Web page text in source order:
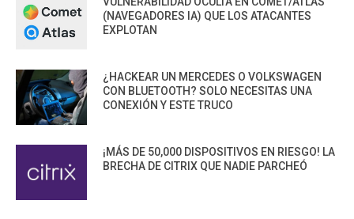
(NAVEGADORES IA) QUE LOS ATACANTES
EXPLOTAN
¿HACKEAR UN MERCEDES O VOLKSWAGEN
CON BLUETOOTH? SOLO NECESITAS UNA
CONEXIÓN Y ESTE TRUCO
¡MÁS DE 50,000 DISPOSITIVOS EN RIESGO! LA
BRECHA DE CITRIX QUE NADIE PARCHEÓ